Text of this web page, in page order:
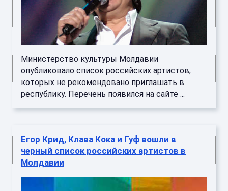
Министерство культуры Молдавии
опубликовало список российских артистов,
которых не рекомендовано приглашать в
республику. Перечень появился на сайте ...
Егор Крид, Клава Кока и Гуф вошли в
черный список российских артистов в
Молдавии